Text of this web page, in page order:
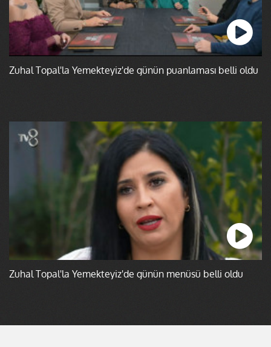
Zuhal Topal'la Yemekteyiz'de günün puanlaması belli oldu
Zuhal Topal'la Yemekteyiz'de günün menüsü belli oldu